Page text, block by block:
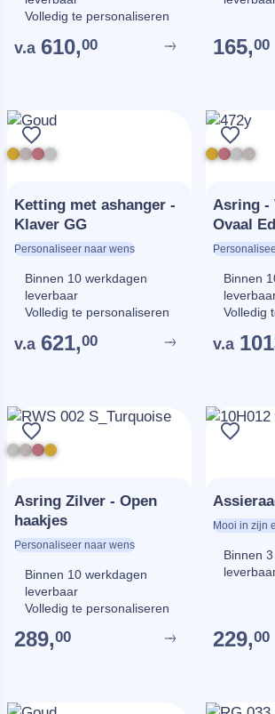
Volledig te personaliseren
v.a 610,00 165,00
Ketting met ashanger -
Klaver GG
Personaliseer naar wens
Binnen 10 werkdagen
leverbaar
Volledig te personaliseren
v.a 621,00
Asring -
Ovaal
Binnen
Volledig
v.a
Asring Zilver - Open
haakjes
Personaliseer naar wens
Binnen 10 werkdagen
leverbaar
Volledig te personaliseren
289,00
Mooi in zijn
Binnen
229,00